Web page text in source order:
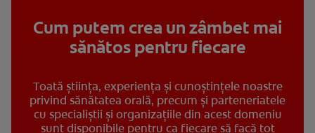
Cum putem crea un zâmbet mai
sănătos pentru fiecare
Toată știința, experiența și cunoștințele noastre
privind sănătatea orală, precum și parteneriatele
cu specialiștii și organizațiile din acest domeniu
sunt disponibile pentru ca fiecare să facă tot